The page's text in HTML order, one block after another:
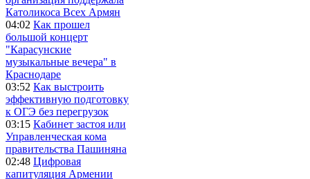
Католикоса Всех Армян
04:02 Как прошел
большой концерт
"Карасунские
музыкальные вечера" в
Краснодаре
03:52 Как выстроить
эффективную подготовку
к ОГЭ без перегрузок
03:15 Кабинет застоя или
Управленческая кома
правительства Пашиняна
02:48 Цифровая
капитуляция Армении